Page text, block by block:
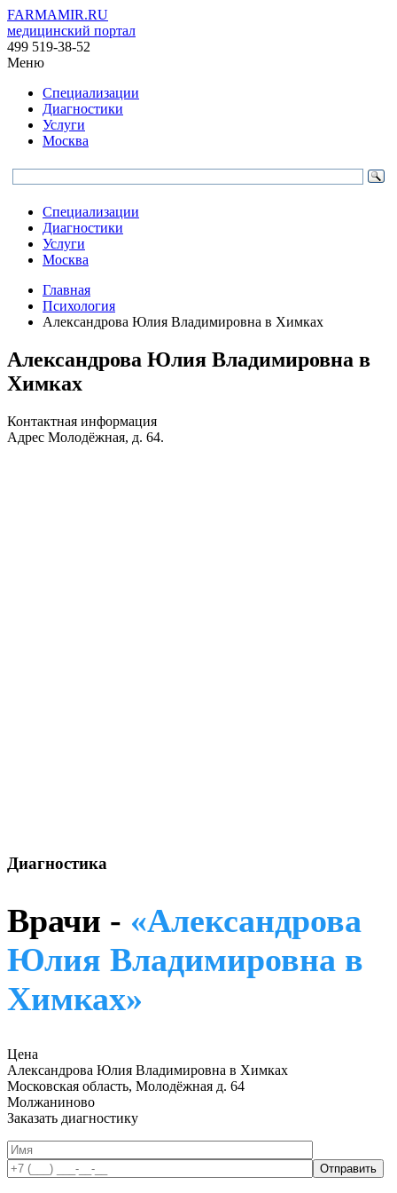
FARMAMIR.RU
медицинский портал
499 519-38-52
Меню
Специализации
Диагностики
Услуги
Москва
Специализации
Диагностики
Услуги
Москва
Главная
Психология
Александрова Юлия Владимировна в Химках
Александрова Юлия Владимировна в
Химках
Контактная информация
Адрес Молодёжная, д. 64.
Диагностика
Врачи - «Александрова
Юлия Владимировна в
Химках»
Цена
Александрова Юлия Владимировна в Химках
Московская область, Молодёжная д. 64
Молжаниново
Заказать диагностику